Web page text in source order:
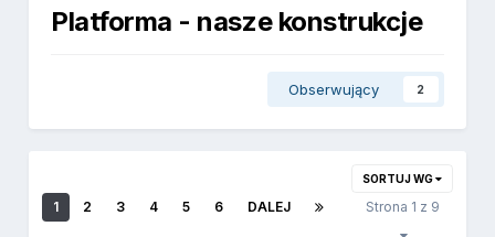
Platforma - nasze konstrukcje
Obserwujący 2
SORTUJ WG
1 2 3 4 5 6 DALEJ Strona 1 z 9